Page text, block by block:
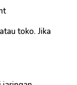
toko. Jika